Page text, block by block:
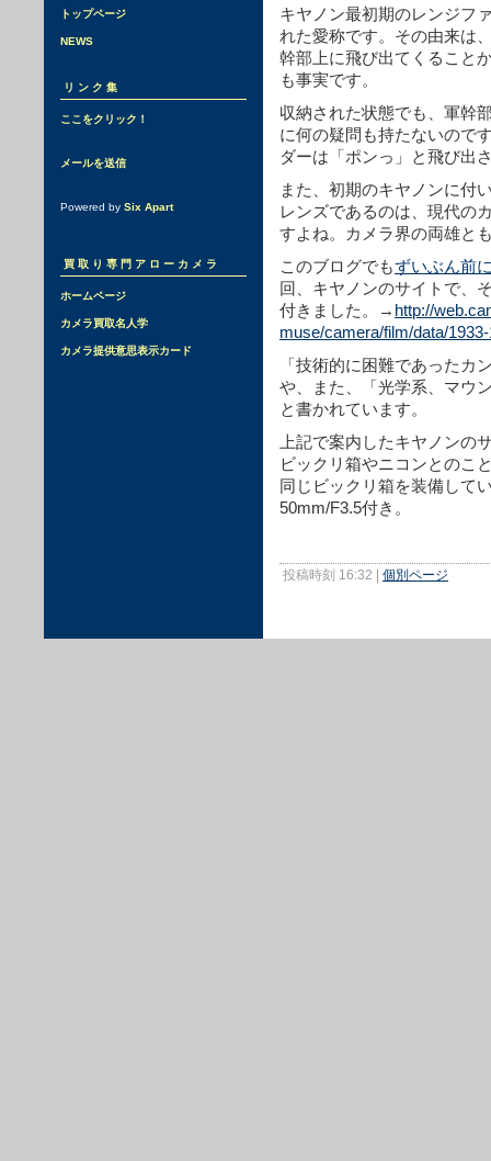
トップページ
NEWS
リンク集
ここをクリック！
メールを送信
Powered by Six Apart
買取り専門アローカメラ
ホームページ
カメラ買取名人学
カメラ提供意思表示カード
キヤノン最初期のレンジフ
れた愛称です。その由来は
幹部上に飛び出てくること
も事実です。
収納された状態でも、軍幹
に何の疑問も持たないので
ダーは「ポンっ」と飛び出
また、初期のキヤノンに付
レンズであるのは、現代の
すよね。カメラ界の両雄と
このブログでもずいぶん前
回、キヤノンのサイトで、
付きました。→ http://
muse/camera/film/data/
「技術的に困難であったカ
や、また、「光学系、マウ
と書かれています。
上記で案内したキヤノンの
ビックリ箱やニコンとのこ
同じビックリ箱を装備して
50mm/F3.5付き。
投稿時刻 16:32 | 個別ページ